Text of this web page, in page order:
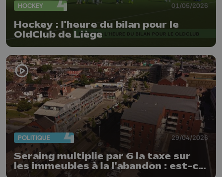
HOCKEY 01/05/2026
Hockey : l'heure du bilan pour le
OldClub de Liège
POLITIQUE 29/04/2026
Seraing multiplie par 6 la taxe sur
les immeubles à la l'abandon : est-ce